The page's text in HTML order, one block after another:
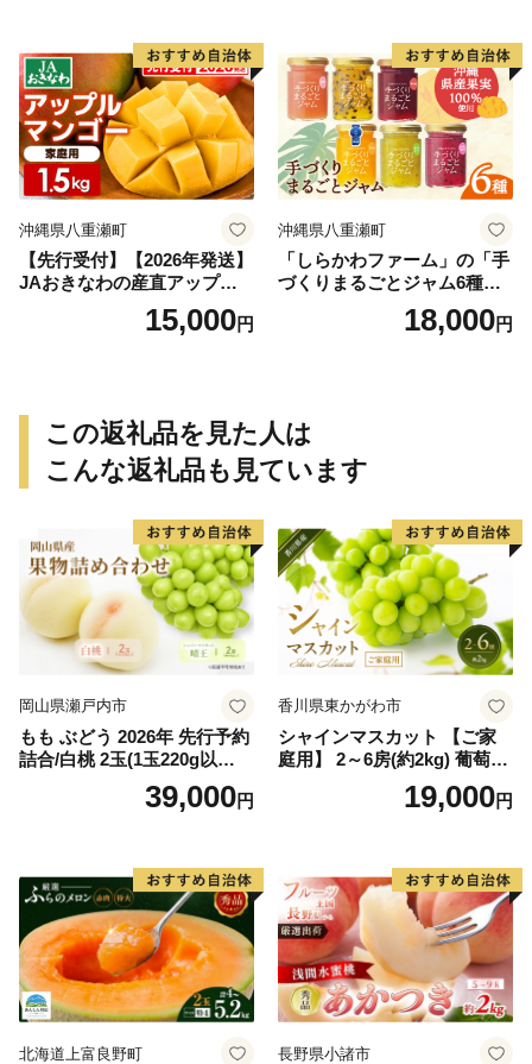
個包装 レンジ 沖縄県産あぐ
ー豚 レンチン 簡単調理 沖縄
県 八重瀬【価格改定】
沖縄県八重瀬町
【先行受付】【2026年発送】
JAおきなわの産直アップル
マンゴー 約1.5kg【ご家庭
用・白箱】- 先行予約 沖縄 産
15,000円
沖縄県八重瀬町
「しらかわファーム」の「手
づくりまるごとジャム6種」-
6個 詰め合わせ セット マン
ゴー ドラゴンフルーツ 秋ミ
すすめ 沖縄県 八重瀬町【価
格改定】
18,000円
この返礼品を見た人は
こんな返礼品も見ています
岡山県瀬戸内市
もも ぶどう 2026年 先行予約
詰合/白桃 2玉(1玉220g以
上)・シャインマスカット 晴
39,000円
香川県東かがわ市
シャインマスカット 【ご家
庭用】 2～6房(約2kg) 葡萄 ぶ
どう ブドウ フルーツ 果物 く
だもの 果実 旬の果物 旬のフ
19,000円
北海道上富良野町 長野県小諸市